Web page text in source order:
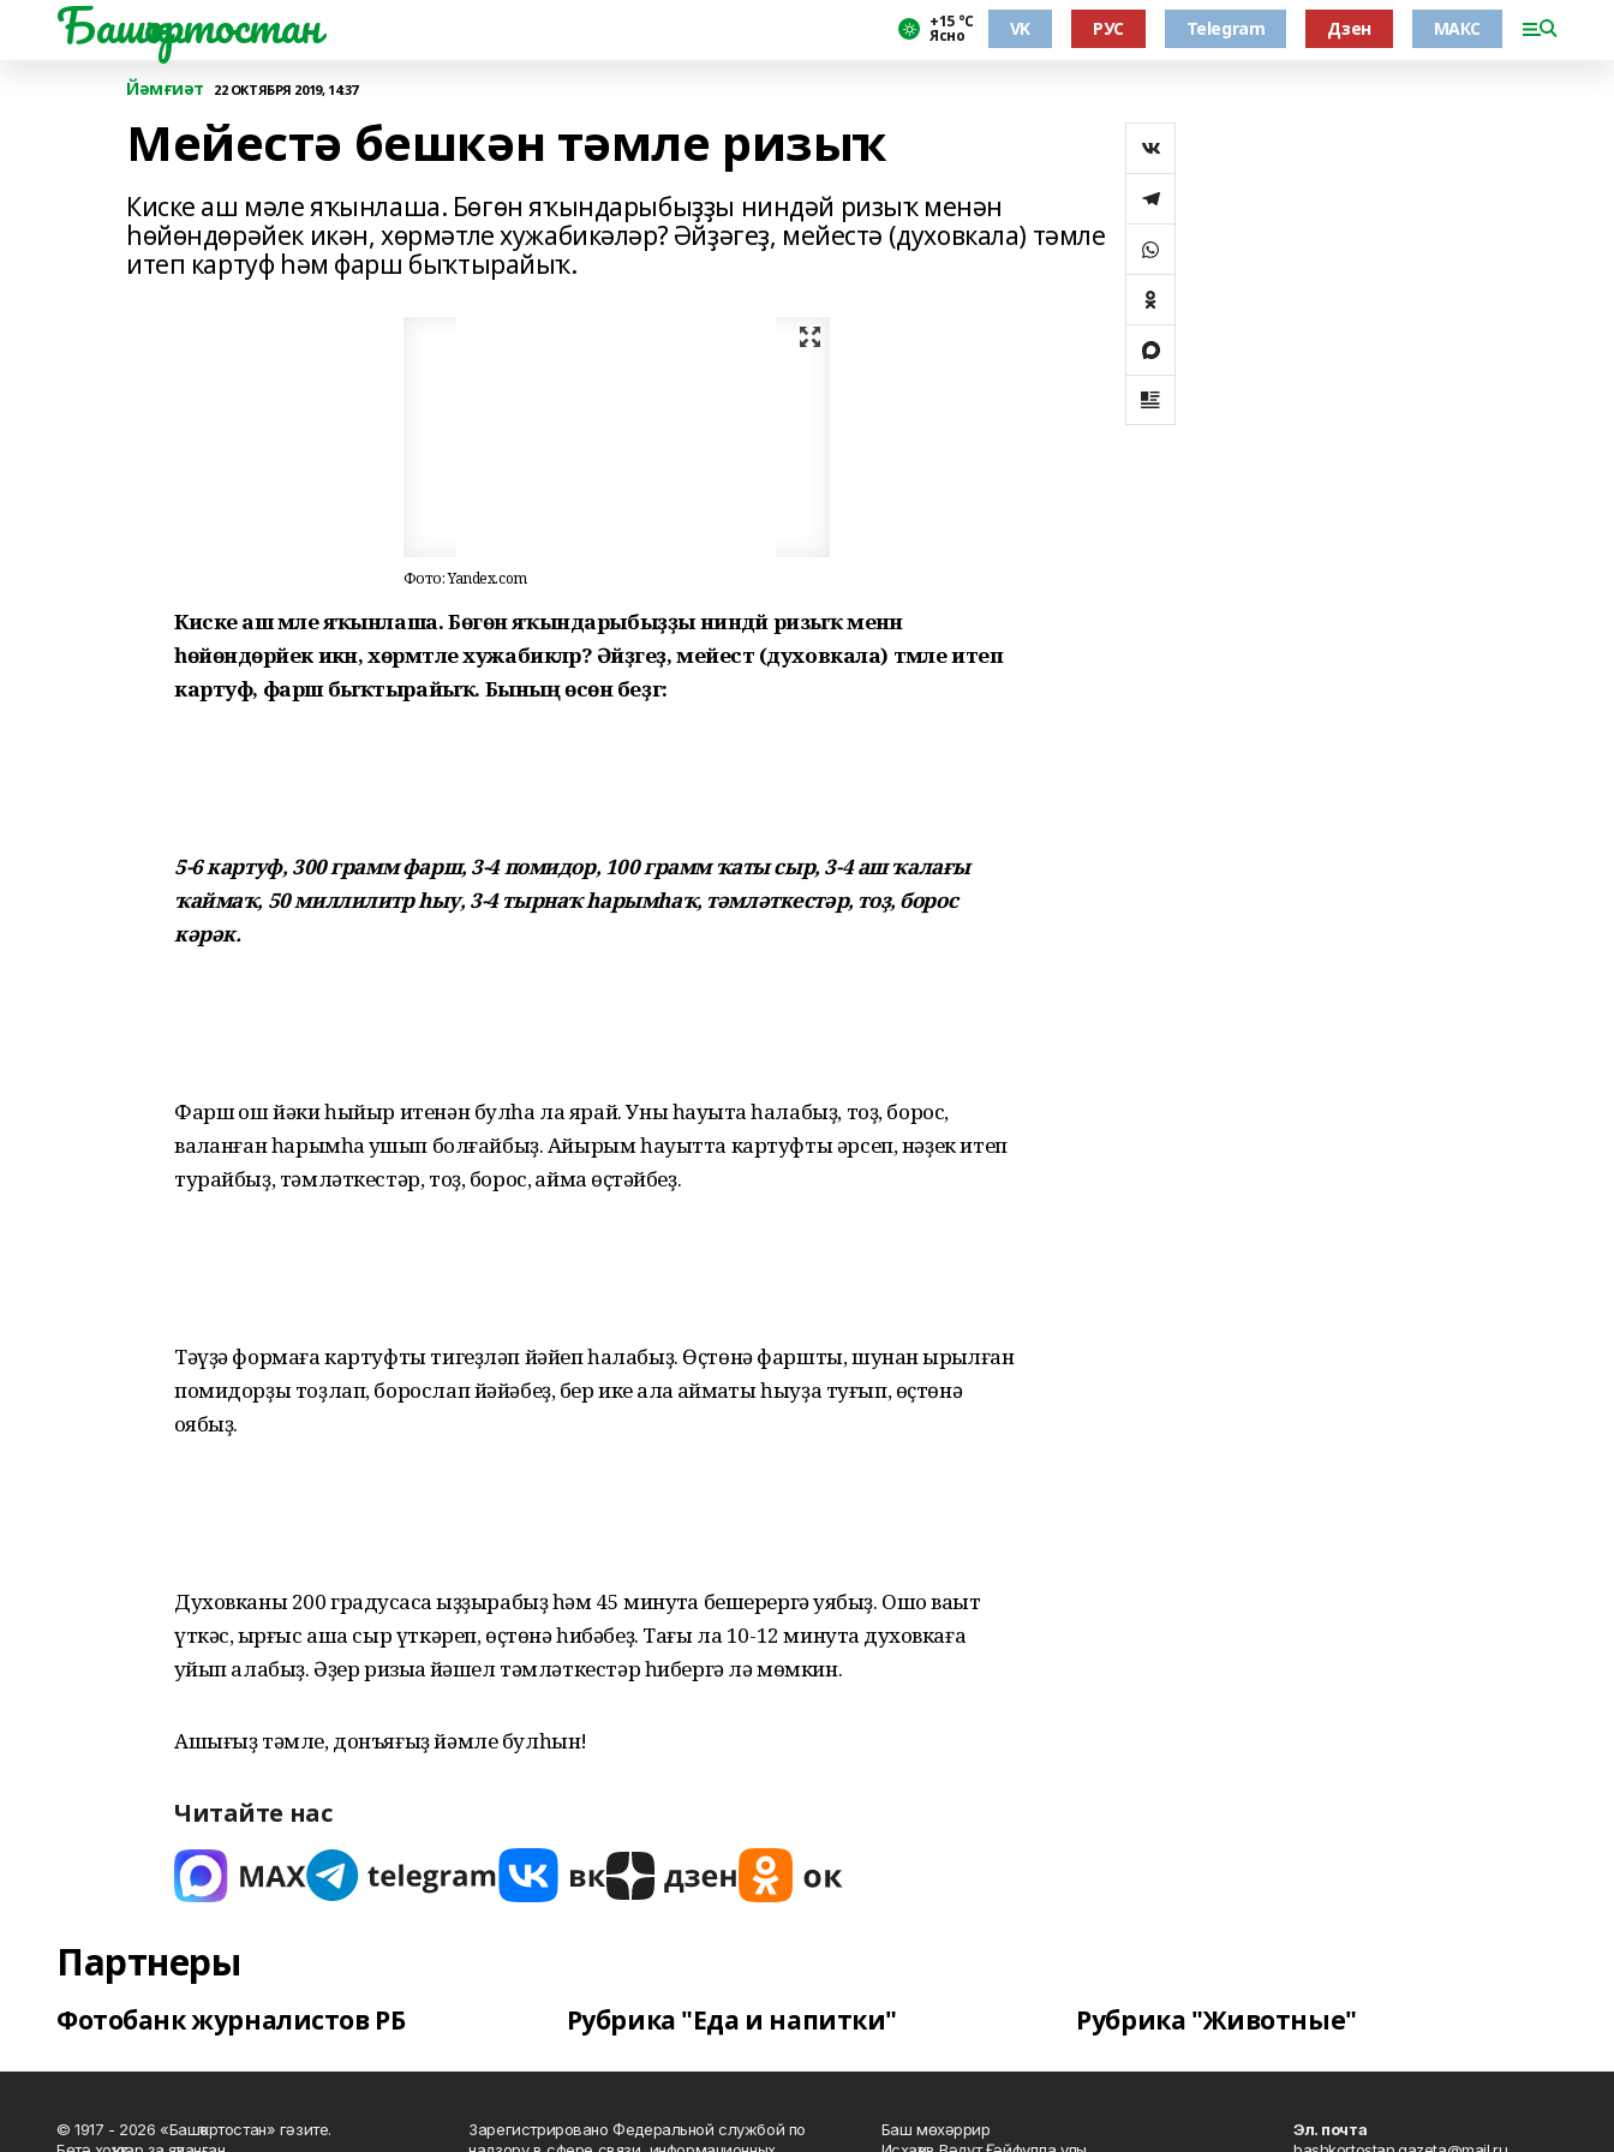
Башҡортостан +15 °С
Ясно VK РУС Telegram Дзен МАКС
Йәмғиәт 22 ОКТЯБРЯ 2019, 14:37
Мейестә бешкән тәмле ризыҡ
Киске аш мәле яҡынлаша. Бөгөн яҡындарыбыҙҙы ниндәй ризыҡ менән
һөйөндөрәйек икән, хөрмәтле хужабикәләр? Әйҙәгеҙ, мейестә (духовкала) тәмле
итеп картуф һәм фарш быҡтырайыҡ.
Фото: Yandex.com
Киске аш мәле яҡынлаша. Бөгөн яҡындарыбыҙҙы ниндәй ризыҡ менән
һөйөндөрәйек икән, хөрмәтле хужабикәләр? Әйҙәгеҙ, мейестә (духовкала) тәмле итеп
картуф, фарш быҡтырайыҡ. Бының өсөн беҙгә:
5-6 картуф, 300 грамм фарш, 3-4 помидор, 100 грамм ҡаты сыр, 3-4 аш ҡалағы
ҡаймаҡ, 50 миллилитр һыу, 3-4 тырнаҡ һарымһаҡ, тәмләткестәр, тоҙ, борос
кәрәк.
Фарш ҡош йәки һыйыр итенән булһа ла ярай. Уны һауытҡа һалабыҙ, тоҙ, борос,
ваҡланған һарымһаҡ ҡушып болғайбыҙ. Айырым һауытта картуфты әрсеп, нәҙек итеп
турайбыҙ, тәмләткестәр, тоҙ, борос, ҡаймаҡ өҫтәйбеҙ.
Тәүҙә формаға картуфты тигеҙләп йәйеп һалабыҙ. Өҫтөнә фаршты, шунан ҡырҡылған
помидорҙы тоҙлап, борослап йәйәбеҙ, бер ике ҡалаҡ ҡаймаҡты һыуҙа туғып, өҫтөнә
ҡоябыҙ.
Духовканы 200 градусҡаса ҡыҙҙырабыҙ һәм 45 минутҡа бешерергә ҡуябыҙ. Ошо ваҡыт
үткәс, ҡырғыс аша сыр үткәреп, өҫтөнә һибәбеҙ. Тағы ла 10-12 минутҡа духовкаға
ҡуйып алабыҙ. Әҙер ризыҡҡа йәшел тәмләткестәр һибергә лә мөмкин.
Ашығыҙ тәмле, донъяғыҙ йәмле булһын!
Читайте нас
Партнеры
Фотобанк журналистов РБ Рубрика "Еда и напитки" Рубрика "Животные"
© 1917 - 2026 «Башҡортостан» гәзите.
Зарегистрировано Федеральной службой по
Баш мөхәррир
Эл. почта